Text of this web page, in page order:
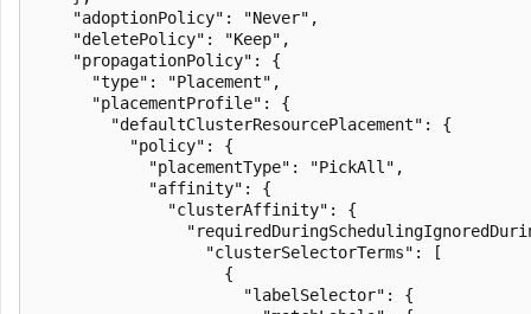
    "adoptionPolicy": "Never",
    "deletePolicy": "Keep",
    "propagationPolicy": {
      "type": "Placement",
      "placementProfile": {
        "defaultClusterResourcePlacement": {
          "policy": {
            "placementType": "PickAll",
            "affinity": {
              "clusterAffinity": {
                  "clusterSelectorTerms": [
                    {
                      "labelSelector": {